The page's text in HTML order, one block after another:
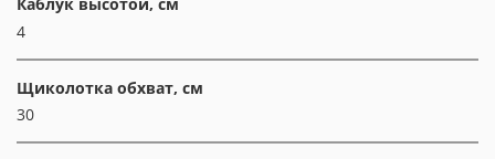
4
Щиколотка обхват, см
30